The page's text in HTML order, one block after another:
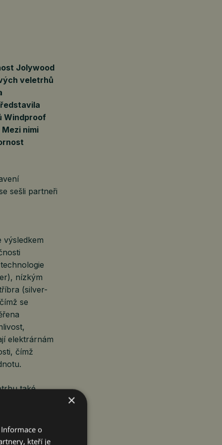
Jolywood
veletrhů
Windproof
nimi
sešli partneři
výsledkem
nízkým
(silver-
se
elektrárnám
čímž
také
×
o
kteří je